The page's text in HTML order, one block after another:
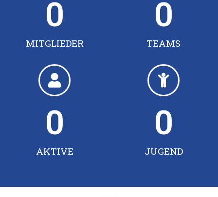
MITGLIEDER
0
TEAMS
0
AKTIVE
0
JUGEND
0